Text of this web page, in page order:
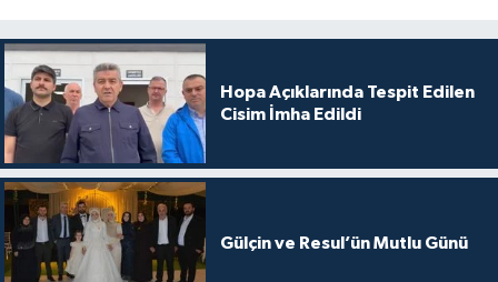
Hopa Açıklarında Tespit Edilen
Cisim İmha Edildi
Gülçin ve Resul’ün Mutlu Günü